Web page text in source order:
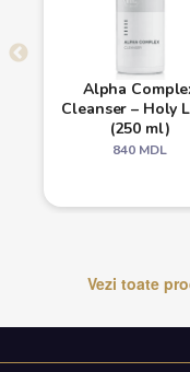
Alpha
Cleanser – Holy
(250 ml)
840 MDL
Vezi toate